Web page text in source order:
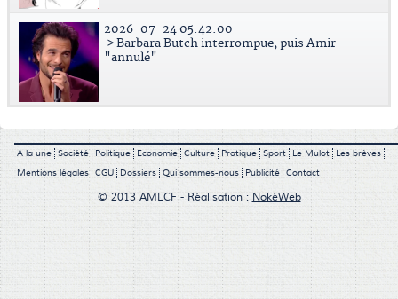
2026-07-24 05:42:00
> Barbara Butch interrompue, puis Amir
"annulé"
A la une Société Politique Economie Culture Pratique Sport Le Mulot
Les brèves
Mentions légales CGU Dossiers Qui sommes-nous Publicité Contact
© 2013 AMLCF - Réalisation : NokéWeb